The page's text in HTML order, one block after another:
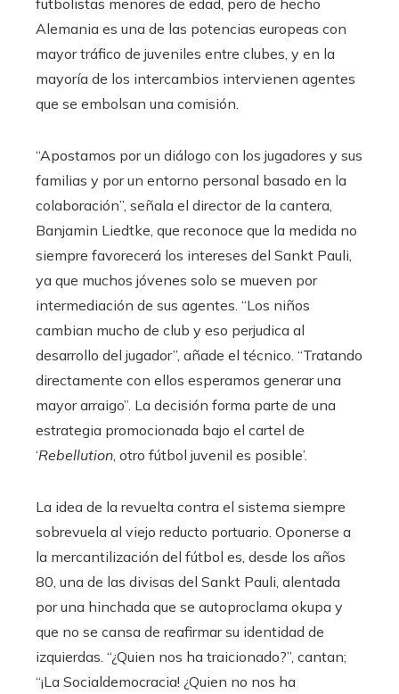
futbolistas menores de edad, pero de hecho
Alemania es una de las potencias europeas con
mayor tráfico de juveniles entre clubes, y en la
mayoría de los intercambios intervienen agentes
que se embolsan una comisión.
“Apostamos por un diálogo con los jugadores y sus
familias y por un entorno personal basado en la
colaboración”, señala el director de la cantera,
Banjamin Liedtke, que reconoce que la medida no
siempre favorecerá los intereses del Sankt Pauli,
ya que muchos jóvenes solo se mueven por
intermediación de sus agentes. “Los niños
cambian mucho de club y eso perjudica al
desarrollo del jugador”, añade el técnico. “Tratando
directamente con ellos esperamos generar una
mayor arraigo”. La decisión forma parte de una
estrategia promocionada bajo el cartel de
‘Rebellution, otro fútbol juvenil es posible’.
La idea de la revuelta contra el sistema siempre
sobrevuela al viejo reducto portuario. Oponerse a
la mercantilización del fútbol es, desde los años
80, una de las divisas del Sankt Pauli, alentada
por una hinchada que se autoproclama okupa y
que no se cansa de reafirmar su identidad de
izquierdas. “¿Quien nos ha traicionado?”, cantan;
“¡La Socialdemocracia! ¿Quien no nos ha